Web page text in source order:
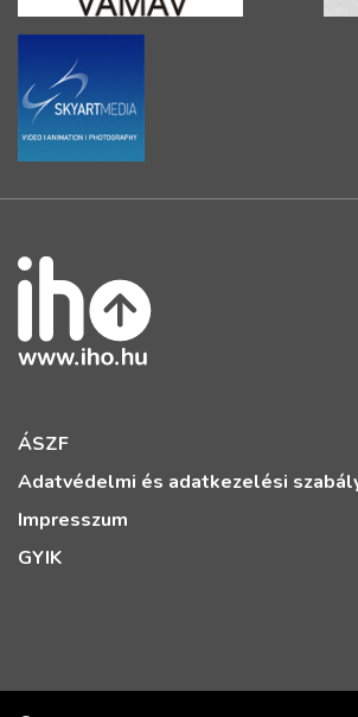
ÁSZF
Adatvédelmi és adatkezelési
Impresszum
GYIK